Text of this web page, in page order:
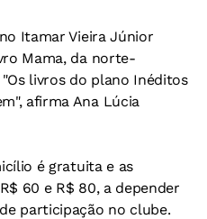
Itamar Vieira Júnior
Mama, da norte-
livros do plano Inéditos
afirma Ana Lúcia
é gratuita e as
60 e R$ 80, a depender
participação no clube.